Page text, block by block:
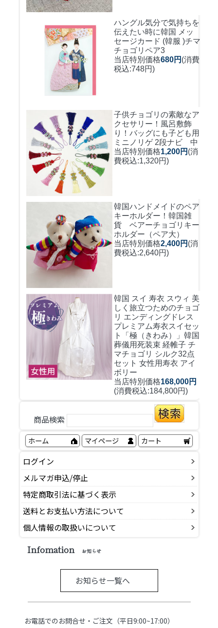
ハングル気分で気持ちを
伝えたい時に韓国 メッ
セージカード (韓服 )チマ
チョゴリペア3
当店特別価格680円 (消費
税込:748円)
子供チョゴリの素敵なア
クセサリー！風呂敷飾
り！バッグにも子ども用
ミニノリゲ 2段ナビ 中
当店特別価格1,200円 (消
費税込:1,320円)
韓国ハンドメイドのペア
キーホルダー！ 韓国雑
貨 ベアーチョゴリキー
ホルダー（ペア大）
当店特別価格2,400円 (消
費税込:2,640円)
韓国 スイ 寿衣 スウィ 美
しく旅立つためのチョゴ
リ エンディングドレス
プレミアム寿衣スイセッ
ト「極（きわみ）」韓国
葬儀用死装束 経帷子 チ
マチョゴリ シルク32点
セット 女性用寿衣 アイ
ボリー
当店特別価格168,000円
(消費税込:184,800円)
商品検索
ホーム マイページ カート
ログイン
メルマガ申込/停止
特定商取引法に基づく表示
送料とお支払い方法について
個人情報の取扱いについて
Infomation お知らせ
お知らせ一覧へ
お電話でのお問合せ・ご注文（平日9:00~17:00）